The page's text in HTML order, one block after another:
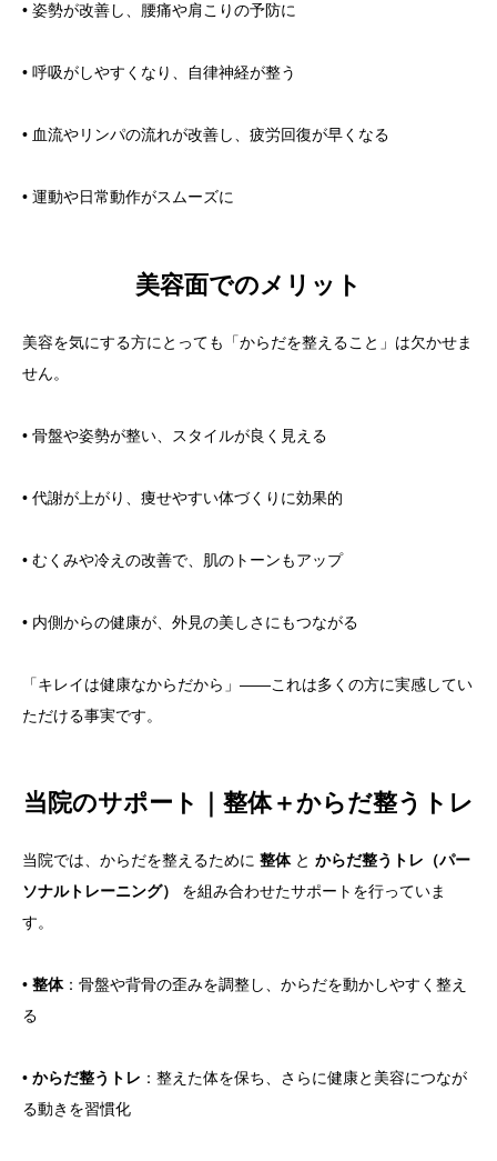
• 姿勢が改善し、腰痛や肩こりの予防に
• 呼吸がしやすくなり、自律神経が整う
• 血流やリンパの流れが改善し、疲労回復が早くなる
• 運動や日常動作がスムーズに
美容面でのメリット
美容を気にする方にとっても「からだを整えること」は欠かせま
せん。
• 骨盤や姿勢が整い、スタイルが良く見える
• 代謝が上がり、痩せやすい体づくりに効果的
• むくみや冷えの改善で、肌のトーンもアップ
• 内側からの健康が、外見の美しさにもつながる
「キレイは健康なからだから」――これは多くの方に実感してい
ただける事実です。
当院のサポート｜整体＋からだ整うトレ
当院では、からだを整えるために 整体と からだ整うトレ（パー
ソナルトレーニング）
を組み合わせたサポートを行っていま
す。
• 整体：骨盤や背骨の歪みを調整し、からだを動かしやすく整え
る
• からだ整うトレ ：整えた体を保ち、さらに健康と美容につなが
る動きを習慣化